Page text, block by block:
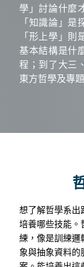
學」討論什麼
「知識論」是
「形上學」則
基本結構是什
程；到了大三
東方哲學及專
想了解哲學系出
培養哪些技能。
練，像是訓練邏
象與抽象資料的